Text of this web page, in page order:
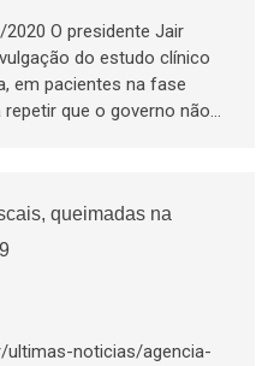
O presidente Jair
do estudo clínico
em pacientes na fase
que o governo não…
queimadas na
ultimas-noticias/agencia-